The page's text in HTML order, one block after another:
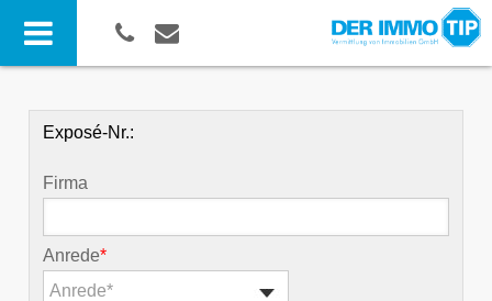
Exposé-Nr.:
Firma
Anrede*
Anrede*